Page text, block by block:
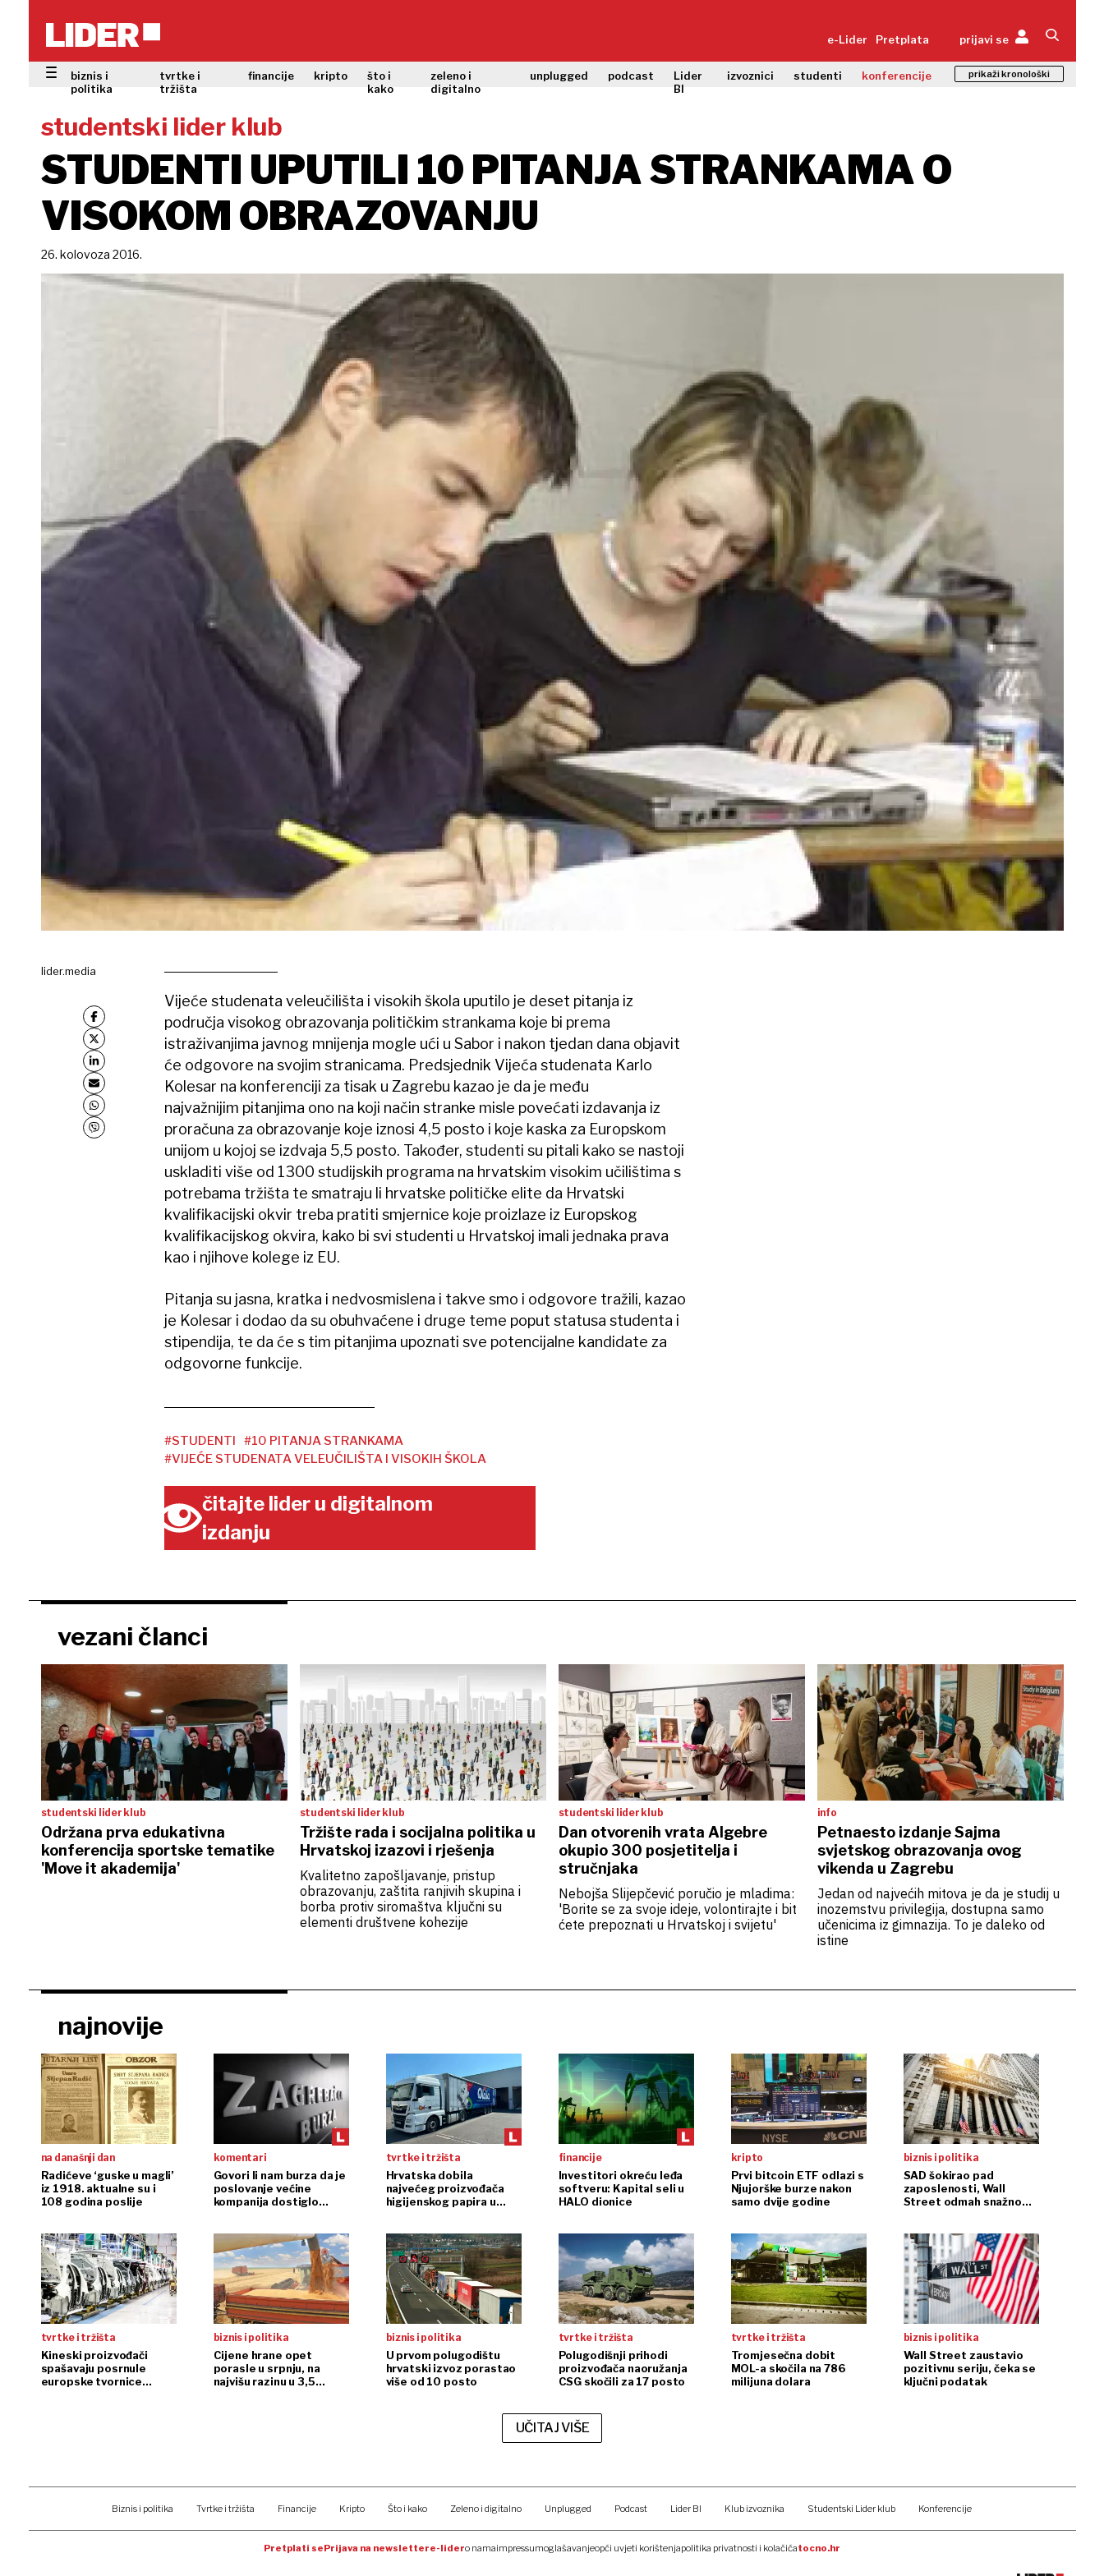
e-Lider Pretplata prijavi se
biznis i
politika
tvrtke i
tržišta
financije kripto
što i
kako
zeleno i
digitalno
unplugged podcast
Lider
BI
izvoznici studenti konferencije prikaži kronološki
studentski lider klub
STUDENTI UPUTILI 10 PITANJA STRANKAMA O
VISOKOM OBRAZOVANJU
26. kolovoza 2016.
lider.media
Vijeće studenata veleučilišta i visokih škola uputilo je deset pitanja iz
područja visokog obrazovanja političkim strankama koje bi prema
istraživanjima javnog mnijenja mogle ući u Sabor i nakon tjedan dana objavit
će odgovore na svojim stranicama. Predsjednik Vijeća studenata Karlo
Kolesar na konferenciji za tisak u Zagrebu kazao je da je među
najvažnijim pitanjima ono na koji način stranke misle povećati izdavanja iz
proračuna za obrazovanje koje iznosi 4,5 posto i koje kaska za Europskom
unijom u kojoj se izdvaja 5,5 posto. Također, studenti su pitali kako se nastoji
uskladiti više od 1300 studijskih programa na hrvatskim visokim učilištima s
potrebama tržišta te smatraju li hrvatske političke elite da Hrvatski
kvalifikacijski okvir treba pratiti smjernice koje proizlaze iz Europskog
kvalifikacijskog okvira, kako bi svi studenti u Hrvatskoj imali jednaka prava
kao i njihove kolege iz EU.
Pitanja su jasna, kratka i nedvosmislena i takve smo i odgovore tražili, kazao
je Kolesar i dodao da su obuhvaćene i druge teme poput statusa studenta i
stipendija, te da će s tim pitanjima upoznati sve potencijalne kandidate za
odgovorne funkcije.
#STUDENTI
#10 PITANJA STRANKAMA
#VIJEĆE STUDENATA VELEUČILIŠTA I VISOKIH ŠKOLA
čitajte lider u digitalnom
izdanju
vezani članci
studentski lider klub
Održana prva edukativna
konferencija sportske tematike
'Move it akademija'
studentski lider klub
Tržište rada i socijalna politika u
Hrvatskoj izazovi i rješenja
Kvalitetno zapošljavanje, pristup
obrazovanju, zaštita ranjivih skupina i
borba protiv siromaštva ključni su
elementi društvene kohezije
studentski lider klub
Dan otvorenih vrata Algebre
okupio 300 posjetitelja i
stručnjaka
Nebojša Slijepčević poručio je mladima:
'Borite se za svoje ideje, volontirajte i bit
ćete prepoznati u Hrvatskoj i svijetu'
info
Petnaesto izdanje Sajma
svjetskog obrazovanja ovog
vikenda u Zagrebu
Jedan od najvećih mitova je da je studij u
inozemstvu privilegija, dostupna samo
učenicima iz gimnazija. To je daleko od
istine
najnovije
na današnji dan
Radićeve ‘guske u magli’
iz 1918. aktualne su i
108 godina poslije
komentari
Govori li nam burza da je
poslovanje većine
kompanija dostiglo
tvrtke i tržišta
Hrvatska dobila
najvećeg proizvođača
higijenskog papira u
financije
Investitori okreću leđa
softveru: Kapital seli u
HALO dionice
kripto
Prvi bitcoin ETF odlazi s
Njujorške burze nakon
samo dvije godine
biznis i politika
SAD šokirao pad
zaposlenosti, Wall
Street odmah snažno
tvrtke i tržišta
Kineski proizvođači
spašavaju posrnule
europske tvornice
biznis i politika
Cijene hrane opet
porasle u srpnju, na
najvišu razinu u 3,5
biznis i politika
U prvom polugodištu
hrvatski izvoz porastao
više od 10 posto
tvrtke i tržišta
Polugodišnji prihodi
proizvođača naoružanja
CSG skočili za 17 posto
tvrtke i tržišta
Tromjesečna dobit
MOL-a skočila na 786
milijuna dolara
biznis i politika
Wall Street zaustavio
pozitivnu seriju, čeka se
ključni podatak
UČITAJ VIŠE
Biznis i politika Tvrtke i tržišta Financije Kripto Što i kako Zeleno i digitalno Unplugged Podcast Lider BI Klub izvoznika Studentski Lider klub Konferencije
Pretplati sePrijava na newslettere-lidero namaimpressumoglašavanjeopći uvjeti korištenjapolitika privatnosti i kolačićatocno.hr